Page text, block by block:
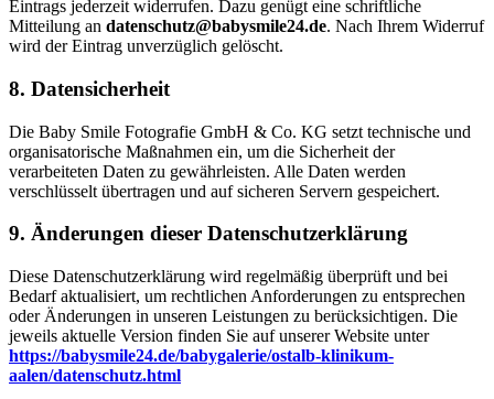
Eintrags jederzeit widerrufen. Dazu genügt eine schriftliche
Mitteilung an datenschutz@babysmile24.de. Nach Ihrem Widerruf
wird der Eintrag unverzüglich gelöscht.
8. Datensicherheit
Die Baby Smile Fotografie GmbH & Co. KG setzt technische und
organisatorische Maßnahmen ein, um die Sicherheit der
verarbeiteten Daten zu gewährleisten. Alle Daten werden
verschlüsselt übertragen und auf sicheren Servern gespeichert.
9. Änderungen dieser Datenschutzerklärung
Diese Datenschutzerklärung wird regelmäßig überprüft und bei
Bedarf aktualisiert, um rechtlichen Anforderungen zu entsprechen
oder Änderungen in unseren Leistungen zu berücksichtigen. Die
jeweils aktuelle Version finden Sie auf unserer Website unter
https://babysmile24.de/babygalerie/ostalb-klinikum-
aalen/datenschutz.html